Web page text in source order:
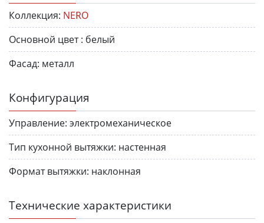
Коллекция: NERO
Основной цвет : белый
Фасад: металл
Конфигурация
Управление: электромеханическое
Тип кухонной вытяжки: настенная
Формат вытяжки: наклонная
Технические характеристики